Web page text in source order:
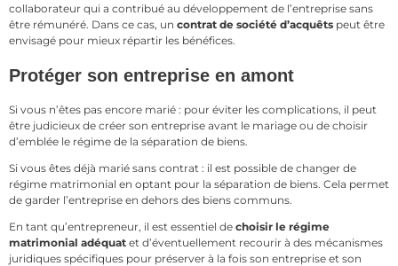
collaborateur qui a contribué au développement de l’entreprise sans
être rémunéré. Dans ce cas, un contrat de société d’acquêts peut être
envisagé pour mieux répartir les bénéfices.
Protéger son entreprise en amont
Si vous n’êtes pas encore marié : pour éviter les complications, il peut
être judicieux de créer son entreprise avant le mariage ou de choisir
d’emblée le régime de la séparation de biens.
Si vous êtes déjà marié sans contrat : il est possible de changer de
régime matrimonial en optant pour la séparation de biens. Cela permet
de garder l’entreprise en dehors des biens communs.
En tant qu’entrepreneur, il est essentiel de choisir le régime
matrimonial adéquat et d’éventuellement recourir à des mécanismes
juridiques spécifiques pour préserver à la fois son entreprise et son